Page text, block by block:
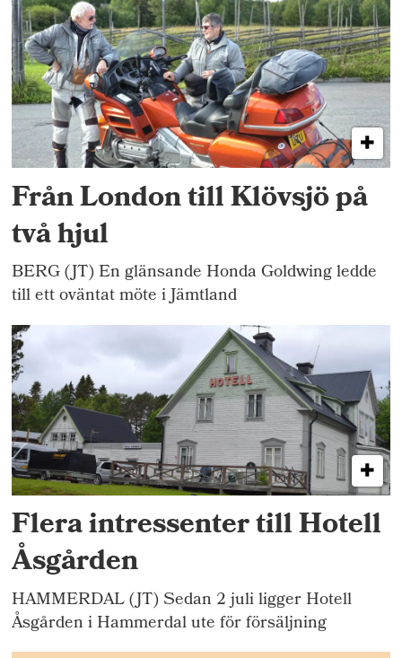
Från London till Klövsjö på
två hjul
BERG (JT) En glänsande Honda Goldwing ledde
till ett oväntat möte i Jämtland
Flera intressenter till Hotell
Åsgården
HAMMERDAL (JT) Sedan 2 juli ligger Hotell
Åsgården i Hammerdal ute för försäljning